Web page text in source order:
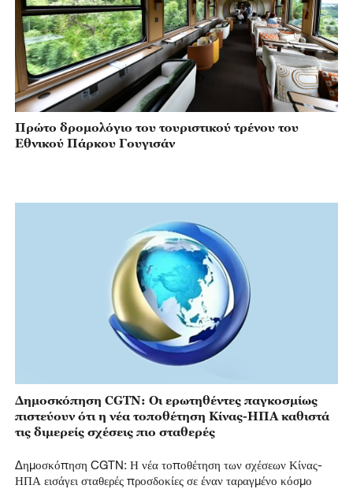
Πρώτο δρομολόγιο του τουριστικού τρένου του
Εθνικού Πάρκου Γουγισάν
Δημοσκόπηση CGTN: Οι ερωτηθέντες παγκοσμίως
πιστεύουν ότι η νέα τοποθέτηση Κίνας-ΗΠΑ καθιστά
τις διμερείς σχέσεις πιο σταθερές
Δημοσκόπηση CGTN: Η νέα τοποθέτηση των σχέσεων Κίνας-
ΗΠΑ εισάγει σταθερές προσδοκίες σε έναν ταραγμένο κόσμο